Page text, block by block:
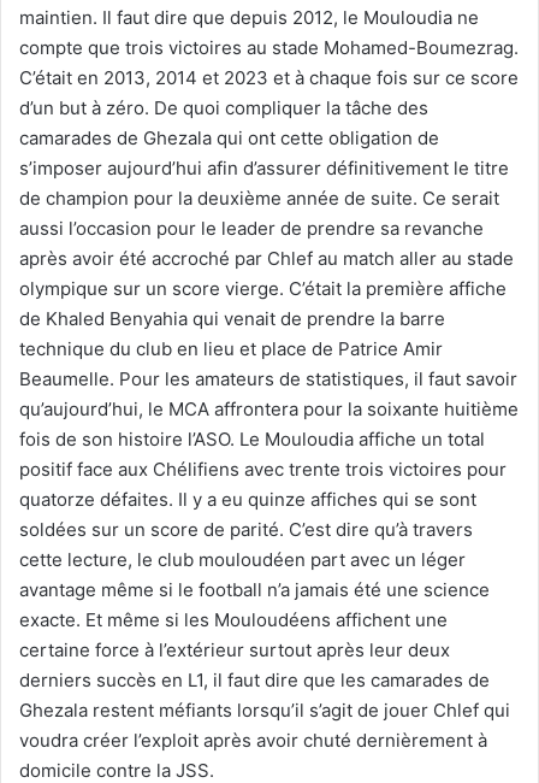
maintien. Il faut dire que depuis 2012, le Mouloudia ne
compte que trois victoires au stade Mohamed-Boumezrag.
C’était en 2013, 2014 et 2023 et à chaque fois sur ce score
d’un but à zéro. De quoi compliquer la tâche des
camarades de Ghezala qui ont cette obligation de
s’imposer aujourd’hui afin d’assurer définitivement le titre
de champion pour la deuxième année de suite. Ce serait
aussi l’occasion pour le leader de prendre sa revanche
après avoir été accroché par Chlef au match aller au stade
olympique sur un score vierge. C’était la première affiche
de Khaled Benyahia qui venait de prendre la barre
technique du club en lieu et place de Patrice Amir
Beaumelle. Pour les amateurs de statistiques, il faut savoir
qu’aujourd’hui, le MCA affrontera pour la soixante huitième
fois de son histoire l’ASO. Le Mouloudia affiche un total
positif face aux Chélifiens avec trente trois victoires pour
quatorze défaites. Il y a eu quinze affiches qui se sont
soldées sur un score de parité. C’est dire qu’à travers
cette lecture, le club mouloudéen part avec un léger
avantage même si le football n’a jamais été une science
exacte. Et même si les Mouloudéens affichent une
certaine force à l’extérieur surtout après leur deux
derniers succès en L1, il faut dire que les camarades de
Ghezala restent méfiants lorsqu’il s’agit de jouer Chlef qui
voudra créer l’exploit après avoir chuté dernièrement à
domicile contre la JSS.